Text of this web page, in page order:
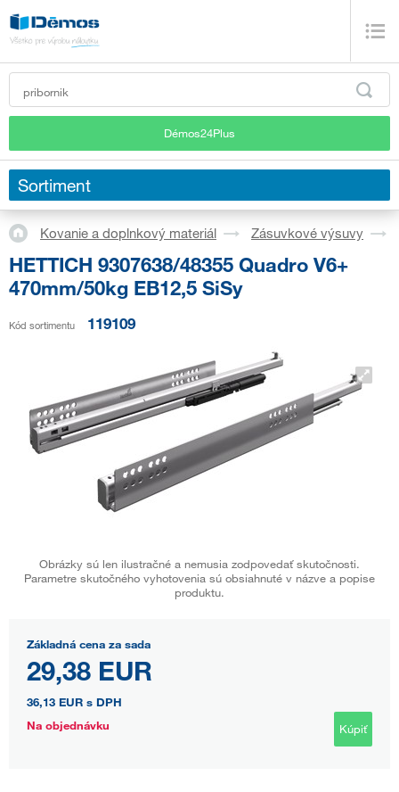
Démos24Plus
Sortiment
Kovanie a doplnkový materiál Zásuvkové výsuvy
HETTICH 9307638/48355 Quadro V6+
470mm/50kg EB12,5 SiSy
Kód sortimentu 119109
Obrázky sú len ilustračné a nemusia zodpovedať skutočnosti.
Parametre skutočného vyhotovenia sú obsiahnuté v názve a popise
produktu.
Základná cena za sada
29,38 EUR
36,13 EUR s DPH
Na objednávku
Kúpiť